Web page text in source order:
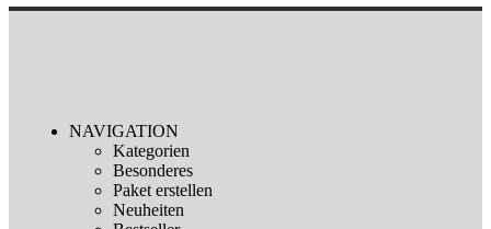
NAVIGATION
Kategorien
Besonderes
Paket erstellen
Neuheiten